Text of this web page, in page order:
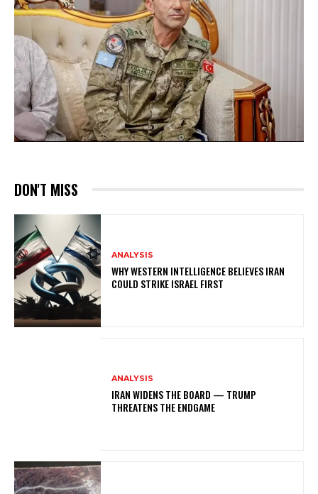
DON'T MISS
ANALYSIS
WHY WESTERN INTELLIGENCE BELIEVES IRAN
COULD STRIKE ISRAEL FIRST
ANALYSIS
IRAN WIDENS THE BOARD — TRUMP
THREATENS THE ENDGAME